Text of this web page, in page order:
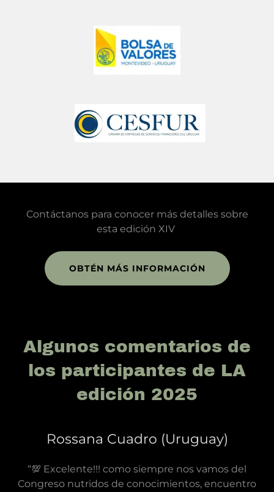
Contáctanos para conocer más detalles sobre
esta edición XIV
OBTÉN MÁS INFORMACIÓN
Algunos comentarios de
los participantes de LA
edición 2025
Rossana Cuadro (Uruguay)
“💯 Excelente!!! como siempre nos vamos del
Congreso nutridos de conocimientos, encuentro